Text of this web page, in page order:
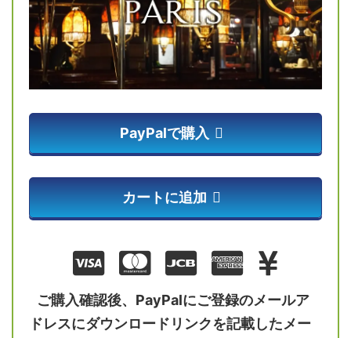
PayPalで購入
カートに追加
ご購入確認後、PayPalにご登録のメールア
ドレスにダウンロードリンクを記載したメー